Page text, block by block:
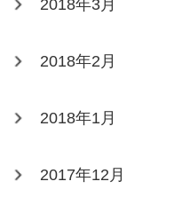
2018年3月
2018年2月
2018年1月
2017年12月